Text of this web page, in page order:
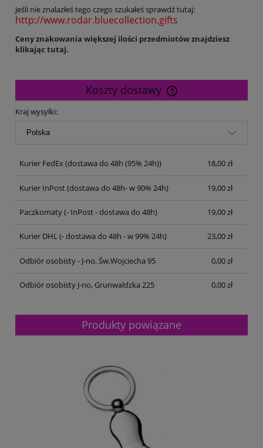
Jeśli nie znalazłeś tego czego szukałeś sprawdź tutaj:
http://www.rodar.bluecollection.gifts
Ceny znakowania większej ilości przedmiotów znajdziesz
klikając tutaj.
Koszty dostawy
Cena nie zawiera ewentualnych kosztów płatności
Kraj wysyłki:
Kurier FedEx(dostawa do 48h (95% 24h)) 18,00 zł
Kurier InPost(dostawa do 48h- w 90% 24h) 19,00 zł
Paczkomaty(- InPost - dostawa do 48h) 19,00 zł
Kurier DHL(- dostawa do 48h - w 99% 24h) 23,00 zł
Odbiór osobisty - J-no, Św.Wojciecha 95 0,00 zł
Odbiór osobisty J-no, Grunwaldzka 225 0,00 zł
Produkty powiązane